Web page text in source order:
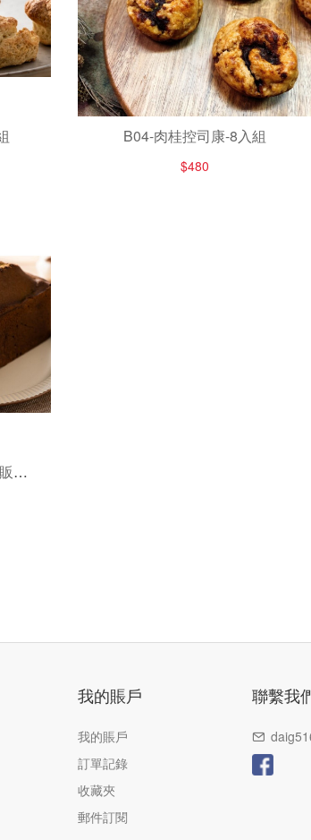
B04-肉桂控司康-8入組
$480
售-
我的賬戶
我的賬戶
訂單記錄
收藏夾
郵件訂閱
聯繫我